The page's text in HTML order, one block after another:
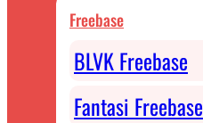
Freebase
BLVK Freebase
Fantasi Freebase